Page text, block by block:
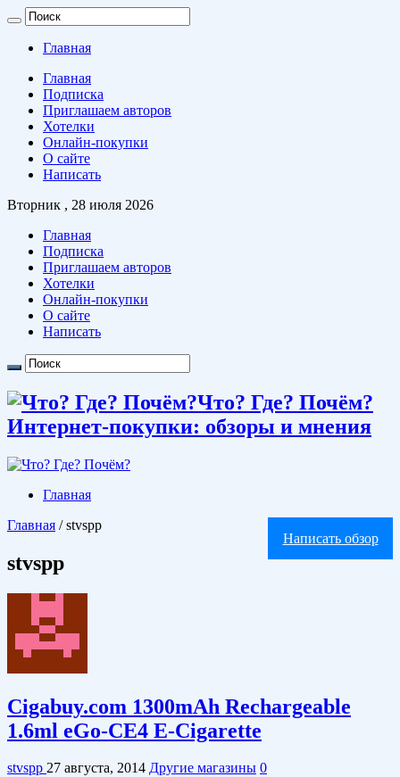
Главная
Главная
Подписка
Приглашаем авторов
Хотелки
Онлайн-покупки
О сайте
Написать
Вторник , 28 июля 2026
Главная
Подписка
Приглашаем авторов
Хотелки
Онлайн-покупки
О сайте
Написать
Что? Где? Почём?
Интернет-покупки: обзоры и мнения
Главная
Написать обзор
Главная / stvspp
stvspp
Cigabuy.com 1300mAh Rechargeable
1.6ml eGo-CE4 E-Cigarette
stvspp 27 августа, 2014 Другие магазины 0